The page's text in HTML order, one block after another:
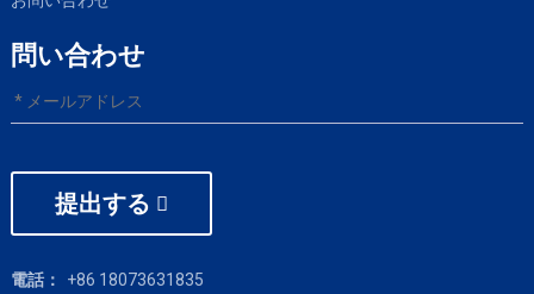
問い合わせ
提出する
電話：
+86 18073631835